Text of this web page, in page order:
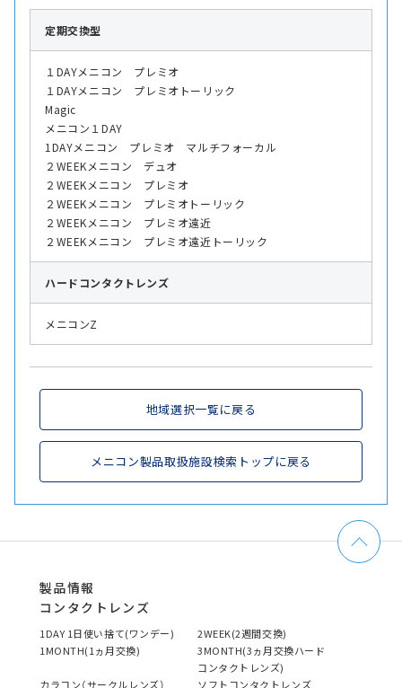
定期交換型
１DAYメニコン プレミオ
１DAYメニコン プレミオトーリック
Magic
メニコン１DAY
1DAYメニコン プレミオ マルチフォーカル
２WEEKメニコン デュオ
２WEEKメニコン プレミオ
２WEEKメニコン プレミオトーリック
２WEEKメニコン プレミオ遠近
２WEEKメニコン プレミオ遠近トーリック
ハード コンタクトレンズ
メニコンZ
地域選択一覧に戻る
メニコン製品取扱施設検索トップに戻る
製品情報
コンタクトレンズ
1DAY 1日使い捨て(ワンデー)
2WEEK(2週間交換)
1MONTH(1ヵ月交換)
3MONTH(3ヵ月交換ハード
コンタクトレンズ)
カラコン（サークルレンズ）
ソフトコンタクトレンズ